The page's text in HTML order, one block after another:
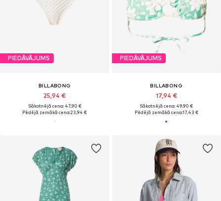
PIEDĀVĀJUMS
BILLABONG
25,94 €
Sākotnējā cena: 47,90 €
Pēdējā zemākā cena:23,94 €
PIEDĀVĀJUMS
BILLABONG
17,94 €
Sākotnējā cena: 49,90 €
Pēdējā zemākā cena:17,43 €